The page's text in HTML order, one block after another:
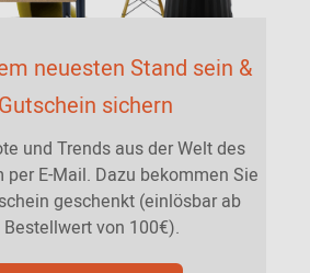
neuesten Stand sein &
sichern
und Trends aus der Welt des
per E-Mail. Dazu bekommen Sie
geschenkt (einlösbar ab
von 100€).